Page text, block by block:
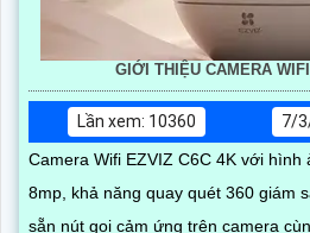
GIỚI THIỆU CAMERA
Lần xem: 10360
7/
Camera Wifi EZVIZ C6C 4K với hình
8mp, khả năng quay quét 360 giám
sẵn nút gọi cảm ứng trên camera